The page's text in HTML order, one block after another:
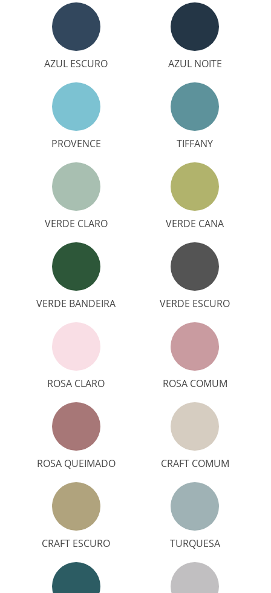
AZUL ESCURO AZUL NOITE
PROVENCE TIFFANY
VERDE CLARO VERDE CANA
VERDE BANDEIRA VERDE ESCURO
ROSA CLARO ROSA COMUM
ROSA QUEIMADO CRAFT COMUM
CRAFT ESCURO TURQUESA